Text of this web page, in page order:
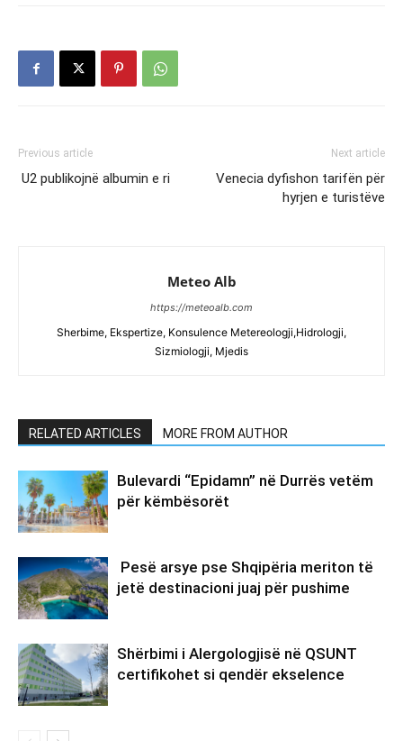
Previous article
U2 publikojnë albumin e ri
Next article
Venecia dyfishon tarifën për
hyrjen e turistëve
Meteo Alb
https://meteoalb.com
Sherbime, Ekspertize, Konsulence Metereologji,Hidrologji,
Sizmiologji, Mjedis
RELATED ARTICLES MORE FROM AUTHOR
Bulevardi “Epidamn” në Durrës vetëm
për këmbësorët
Pesë arsye pse Shqipëria meriton të
jetë destinacioni juaj për pushime
Shërbimi i Alergologjisë në QSUNT
certifikohet si qendër ekselence